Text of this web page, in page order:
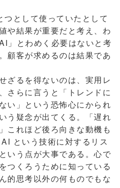
として使っていたとして
や結果が重要だと考え、わ
」とわめく必要はないと考
顧客が求めるのは結果であ
ざるを得ないのは、実用レ
さらに言うと「トレンドに
い」という恐怖心にかられ
う疑念が出てくる。「遅れ
これほど後ろ向きな動機も
という技術に対するリス
いう点が大事である。心で
つくろうために知っている
的思考以外の何ものでもな